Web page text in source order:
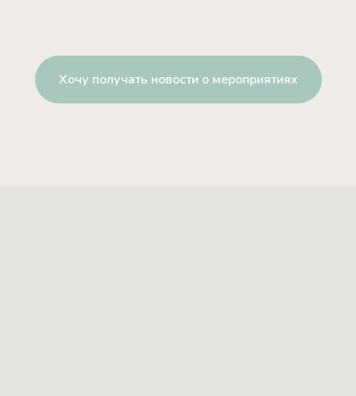
Хочу получать новости о мероприятиях